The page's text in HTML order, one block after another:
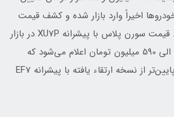
اخیراً وارد بازار شده و کشف قیمت
آن‌ها صورت گرفته است. قیمت سورن پلاس با پیشرانه XU7P در بازار
فعلی 580 میلیون تومان الی 590 میلیون تومان اعلام می‌شود که
حدود 40 میلیون تومان پایین‌تر از نسخه ارتقاء یافته با پیشرانه EF7